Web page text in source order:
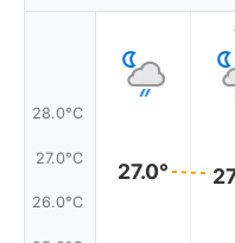
28.0°C
27.0°C
26.0°C
27.0°